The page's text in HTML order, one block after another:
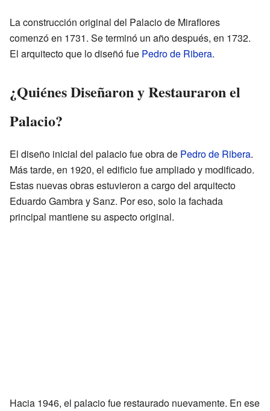
La construcción original del Palacio de Miraflores
comenzó en 1731. Se terminó un año después, en 1732.
El arquitecto que lo diseñó fue Pedro de Ribera.
¿Quiénes Diseñaron y Restauraron el
Palacio?
El diseño inicial del palacio fue obra de Pedro de Ribera.
Más tarde, en 1920, el edificio fue ampliado y modificado.
Estas nuevas obras estuvieron a cargo del arquitecto
Eduardo Gambra y Sanz. Por eso, solo la fachada
principal mantiene su aspecto original.
Hacia 1946, el palacio fue restaurado nuevamente. En ese